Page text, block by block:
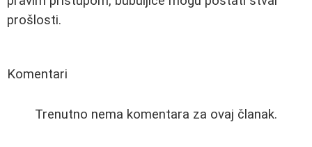
prošlosti.
Komentari
Trenutno nema komentara za ovaj članak.